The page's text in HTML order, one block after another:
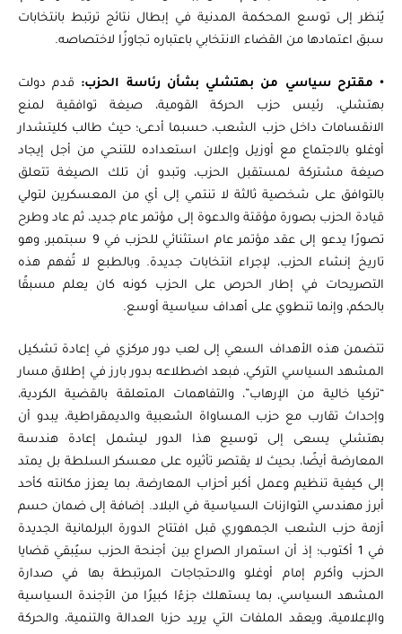
يُنظر إلى توسع المحكمة المدنية في إبطال نتائج ترتبط بانتخابات
سبق اعتمادها من القضاء الانتخابي باعتباره تجاوزًا لاختصاصه.
مقترح سياسي من بهتشلي بشأن رئاسة الحزب:قدم دولت
بهتشلي، رئيس حزب الحركة القومية، صيغة توافقية لمنع
الانقسامات داخل حزب الشعب، حسبما أدعى؛ حيث طالب كليتشدار
أوغلو بالاجتماع مع أوزيل وإعلان استعداده للتنحي من أجل إيجاد
صيغة مشتركة لمستقبل الحزب، وتبدو أن تلك الصيغة تتعلق
بالتوافق على شخصية ثالثة لا تنتمي إلى أي من المعسكرين لتولي
قيادة الحزب بصورة مؤقتة والدعوة إلى مؤتمر عام جديد، ثم عاد وطرح
تصورًا يدعو إلى عقد مؤتمر عام استثنائي للحزب في 9 سبتمبر، وهو
تاريخ إنشاء الحزب، لإجراء انتخابات جديدة. وبالطبع لا تُفهم هذه
التصريحات في إطار الحرص على الحزب كونه كان يعلم مسبقًا
بالحكم، وإنما تنطوي على أهداف سياسية أوسع.
تتضمن هذه الأهداف السعي إلى لعب دور مركزي في إعادة تشكيل
المشهد السياسي التركي، فبعد اضطلاعه بدور بارز في إطلاق مسار
“تركيا خالية من الإرهاب”، والتفاهمات المتعلقة بالقضية الكردية،
وإحداث تقارب مع حزب المساواة الشعبية والديمقراطية، يبدو أن
بهتشلي يسعى إلى توسيع هذا الدور ليشمل إعادة هندسة
المعارضة أيضًا، بحيث لا يقتصر تأثيره على معسكر السلطة بل يمتد
إلى كيفية تنظيم وعمل أكبر أحزاب المعارضة، بما يعزز مكانته كأحد
أبرز مهندسي التوازنات السياسية في البلاد. إضافة إلى ضمان حسم
أزمة حزب الشعب الجمهوري قبل افتتاح الدورة البرلمانية الجديدة
في 1 أكتوب؛ إذ أن استمرار الصراع بين أجنحة الحزب سيُبقي قضايا
الحزب وأكرم إمام أوغلو والاحتجاجات المرتبطة بها في صدارة
المشهد السياسي، بما يستهلك جزءًا كبيرًا من الأجندة السياسية
والإعلامية، ويعقد الملفات التي يريد حزبا العدالة والتنمية، والحركة